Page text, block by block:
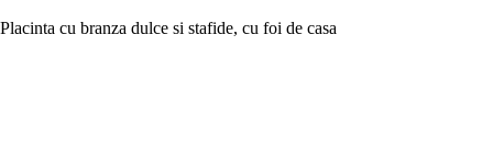
Placinta cu branza dulce si stafide, cu foi de casa